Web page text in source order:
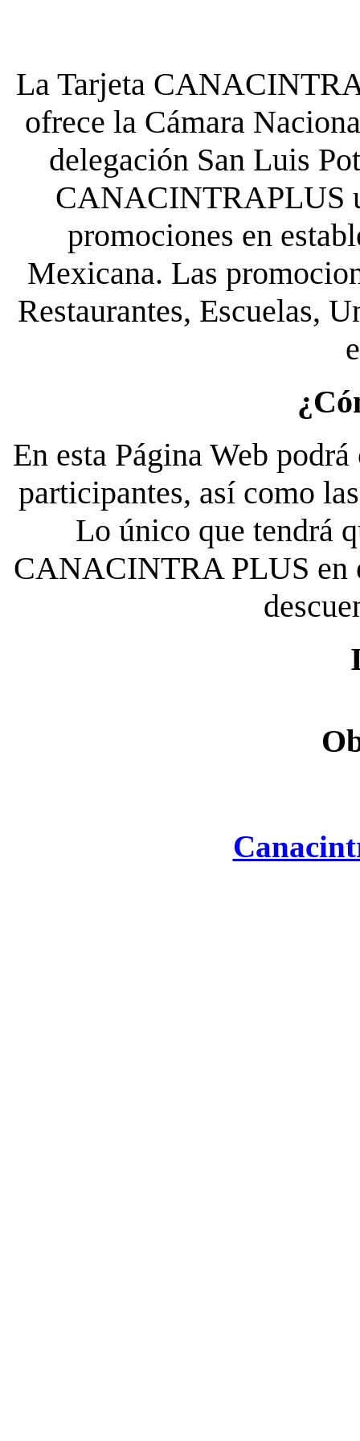
La Tarjeta
ofrece la Cámara
delegación San Luis
CANACINTRAPLUS
promociones en
Mexicana. Las
Restaurantes, Escuelas,
En esta Página Web
participantes, así como
Lo único que tendrá
CANACINTRA PLUS en